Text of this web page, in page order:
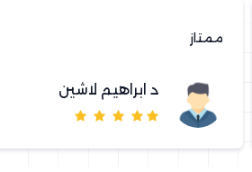
ممتاز
د ابراهيم لاشين